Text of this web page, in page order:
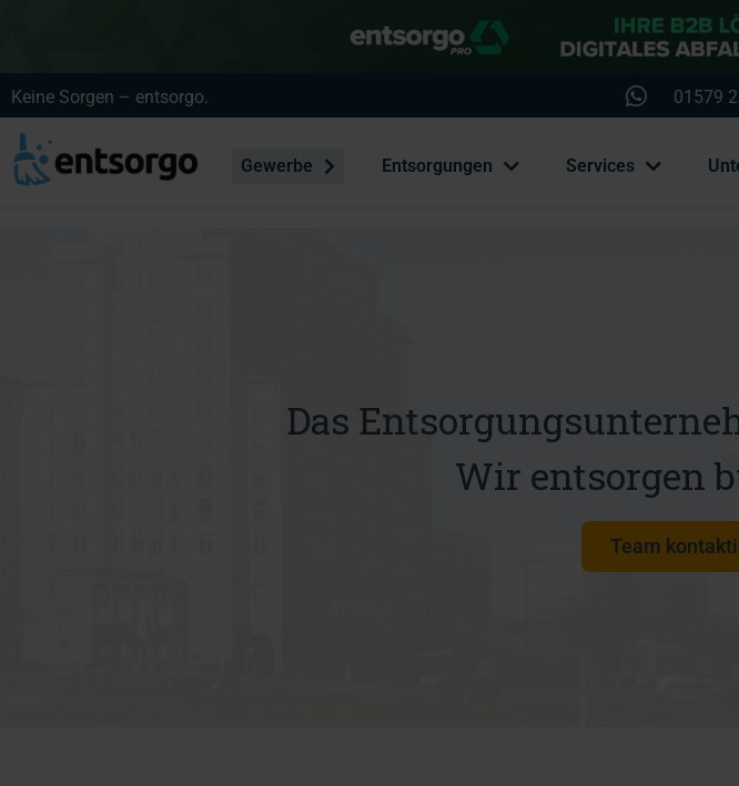
Keine Sorgen – entsorgo. 01579
Gewerbe Entsorgungen Services
Das
Wir entsorgen
Team